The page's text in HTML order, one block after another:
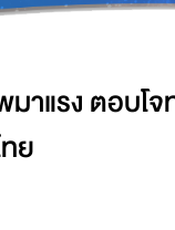
มาแรง ตอบ
ย